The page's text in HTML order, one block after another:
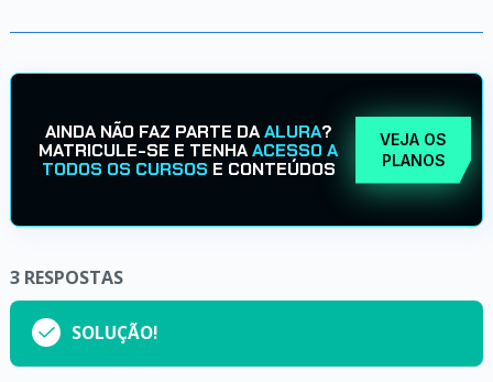
AINDA NÃO FAZ PARTE DAALURA?
MATRICULE-SE E TENHAACESSO A
TODOS OS CURSOS E CONTEÚDOS
VEJA OS
PLANOS
3 RESPOSTAS
SOLUÇÃO!